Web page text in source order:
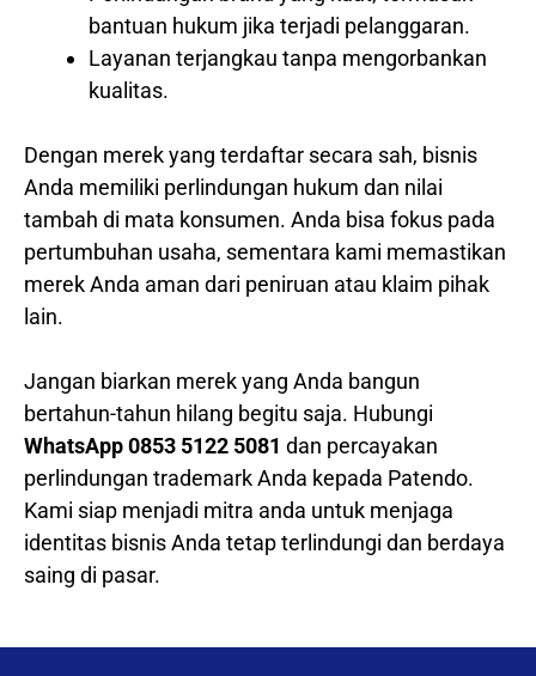
bantuan hukum jika terjadi pelanggaran.
Layanan terjangkau tanpa mengorbankan
kualitas.
Dengan merek yang terdaftar secara sah, bisnis
Anda memiliki perlindungan hukum dan nilai
tambah di mata konsumen. Anda bisa fokus pada
pertumbuhan usaha, sementara kami memastikan
merek Anda aman dari peniruan atau klaim pihak
lain.
Jangan biarkan merek yang Anda bangun
bertahun-tahun hilang begitu saja. Hubungi
WhatsApp 0853 5122 5081 dan percayakan
perlindungan trademark Anda kepada Patendo.
Kami siap menjadi mitra anda untuk menjaga
identitas bisnis Anda tetap terlindungi dan berdaya
saing di pasar.